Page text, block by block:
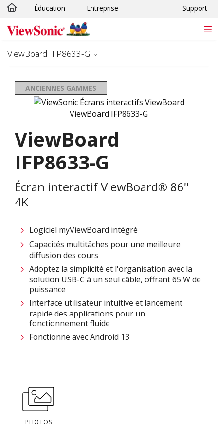
Passer au contenu principal
Éducation Entreprise Support
ViewBoard IFP8633-G
ANCIENNES GAMMES
ViewBoard
IFP8633-G
Écran interactif ViewBoard® 86"
4K
Logiciel myViewBoard intégré
Capacités multitâches pour une meilleure
diffusion des cours
Adoptez la simplicité et l'organisation avec la
solution USB-C à un seul câble, offrant 65 W de
puissance
Interface utilisateur intuitive et lancement
rapide des applications pour un
fonctionnement fluide
Fonctionne avec Android 13
PHOTOS